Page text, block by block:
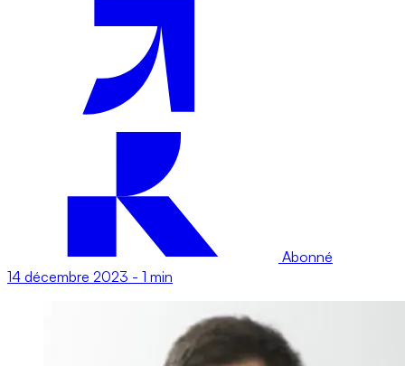
Abonné
14 décembre 2023 - 1 min